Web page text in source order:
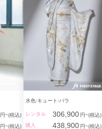
円~(税込)
円~(税込)
水色 キュート バラ
レンタル 306,900 円~(税込)
購入
438,900 円~(税込)